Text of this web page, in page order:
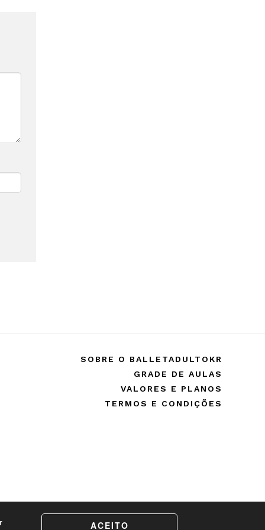
SOBRE O BALLETADULTOKR
GRADE DE AULAS
VALORES E PLANOS
TERMOS E CONDIÇÕES
ACEITO